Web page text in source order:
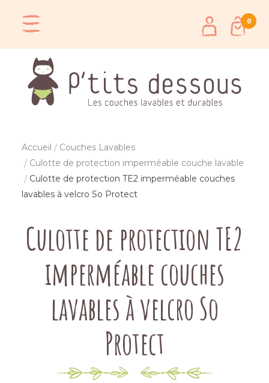
0
Accueil
Couches Lavables
Culotte de protection imperméable couche lavable
Culotte de protection TE2 imperméable couches
lavables à velcro So Protect
Culotte de protection TE2
imperméable couches
lavables à velcro So
Protect